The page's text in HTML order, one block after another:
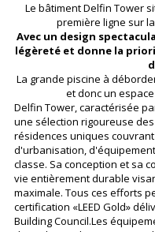
Le bâtiment Delfin Tower
première ligne sur
Avec un design
légèreté et donne la
La grande piscine à
et donc un
Delfin Tower, caractérisée
une sélection rigoureuse
résidences uniques
d'urbanisation,
classe. Sa conception et sa
vie entièrement durable
maximale. Tous ces efforts
certification «LEED Gold»
Building Council.Les